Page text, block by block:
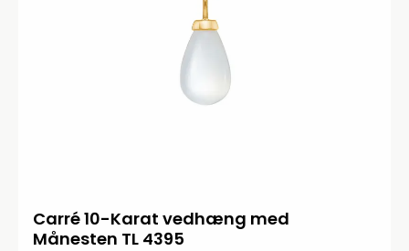
Carré 10-Karat vedhæng med
Månesten TL 4395